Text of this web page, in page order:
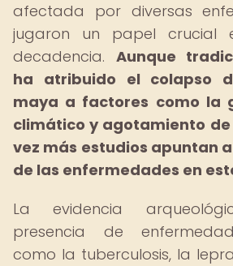
afectada por diversas
jugaron un papel crucial
decadencia. Aunque
ha atribuido el colapso
maya a factores como la
climático y agotamiento
vez más estudios apuntan
de las enfermedades en
La evidencia
presencia de
como la tuberculosis, la